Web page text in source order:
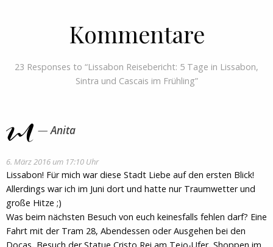
Kommentare
23 Responses to “Lissabon Reisebericht: 5 Tage in Lissabon,
Sintra und Cascais im Frühling”
Anita
6. März 2016 um 17:10 Uhr
Lissabon! Für mich war diese Stadt Liebe auf den ersten Blick!
Allerdings war ich im Juni dort und hatte nur Traumwetter und
große Hitze ;)
Was beim nächsten Besuch von euch keinesfalls fehlen darf? Eine
Fahrt mit der Tram 28, Abendessen oder Ausgehen bei den
Docas, Besuch der Statue Cristo Rei am Tejo-Ufer, Shoppen im